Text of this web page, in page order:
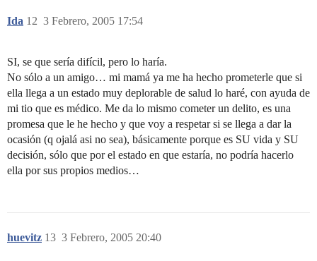
Ida 3 Febrero, 2005 17:54
12
SI, se que sería difícil, pero lo haría.
No sólo a un amigo… mi mamá ya me ha hecho prometerle que si
ella llega a un estado muy deplorable de salud lo haré, con ayuda de
mi tio que es médico. Me da lo mismo cometer un delito, es una
promesa que le he hecho y que voy a respetar si se llega a dar la
ocasión (q ojalá asi no sea), básicamente porque es SU vida y SU
decisión, sólo que por el estado en que estaría, no podría hacerlo
ella por sus propios medios…
huevitz 3 Febrero, 2005 20:40
13